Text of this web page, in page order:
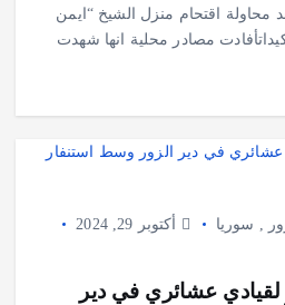
محاولة اقتحام منزل الشيخ “ايمن
مصادر محلية انها شهدت
سوريا
أكتوبر 29, 2024
لقيادي عشائري في دير